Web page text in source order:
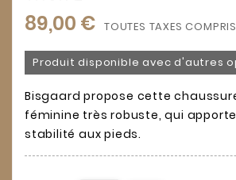
89,00 € TOUTES TAXES
Produit disponible avec d'autres
Bisgaard propose cette
féminine très robuste, qui
stabilité aux pieds.